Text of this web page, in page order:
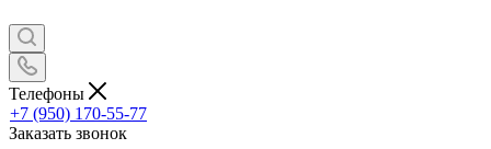
Телефоны
+7 (950) 170-55-77
Заказать звонок